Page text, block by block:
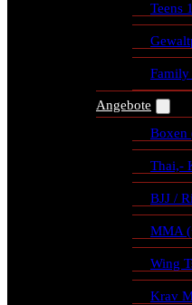
Teens
Angebote
Boxen
Thai,-
BJJ /
MMA
Wing
Krav